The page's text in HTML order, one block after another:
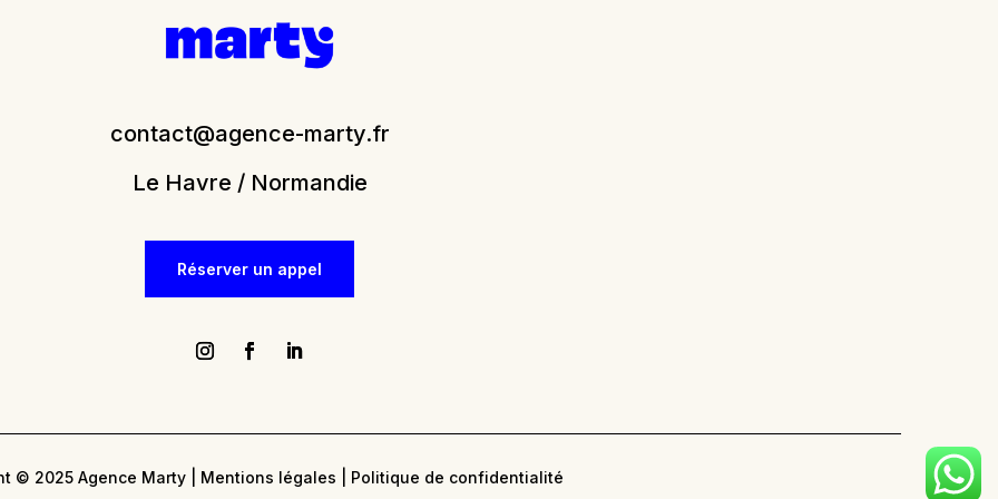
contact@agence-marty.fr
Le Havre / Normandie
Réserver un appel
© 2025 Agence Marty Mentions légales Politique de confidentialité